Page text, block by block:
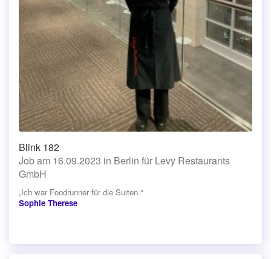
Blink 182
Job am 16.09.2023 in Berlin für Levy Restaurants
GmbH
„Ich war Foodrunner für die Suiten.“
Sophie Therese